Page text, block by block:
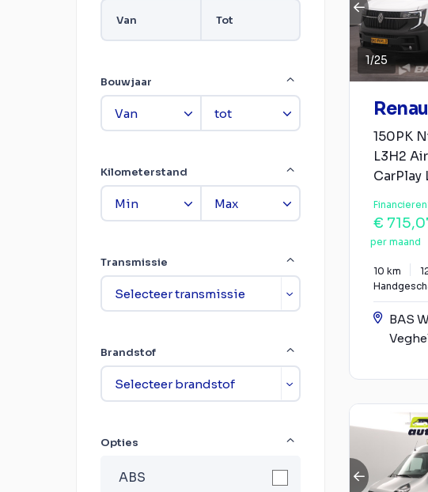
Van Tot
Bouwjaar
Kilometerstand
Transmissie
Brandstof
Opties
ABS
1/25
150PK
L3H2
CarPlay
€
per maand
10 km
BAS